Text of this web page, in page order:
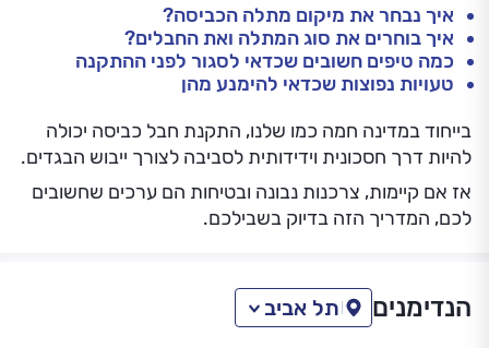
איך נבחר את מיקום מתלה הכביסה?
איך בוחרים את סוג המתלה ואת החבלים?
כמה טיפים חשובים שכדאי לסגור לפני ההתקנה
טעויות נפוצות שכדאי להימנע מהן
בייחוד במדינה חמה כמו שלנו, התקנת חבל כביסה יכולה
להיות דרך חסכונית וידידותית לסביבה לצורך ייבוש הבגדים.
אז אם קיימות, צרכנות נבונה ובטיחות הם ערכים שחשובים
לכם, המדריך הזה בדיוק בשבילכם.
הנדימנים תל אביב